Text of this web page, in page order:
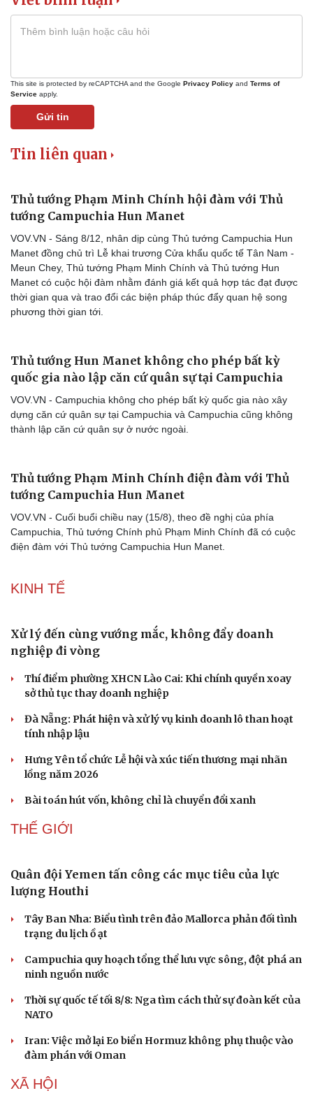
Doanh nghiệp
Thông tin doanh nghiệp
Doanh nghiệp 24h
Doanh nhân
Vì cộng đồng
Công nghệ
Sành điệu
Tin Công nghệ
Trải nghiệm
Chuyển đổi số
This site is protected by reCAPTCHA and the Google Privacy Policy and Terms of
Service apply.
Gửi tin
Tin liên quan
Thủ tướng Phạm Minh Chính hội đàm với Thủ
tướng Campuchia Hun Manet
VOV.VN - Sáng 8/12, nhân dịp cùng Thủ tướng Campuchia Hun
Manet đồng chủ trì Lễ khai trương Cửa khẩu quốc tế Tân Nam -
Meun Chey, Thủ tướng Phạm Minh Chính và Thủ tướng Hun
Manet có cuộc hội đàm nhằm đánh giá kết quả hợp tác đạt được
thời gian qua và trao đổi các biện pháp thúc đẩy quan hệ song
phương thời gian tới.
Thủ tướng Hun Manet không cho phép bất kỳ
quốc gia nào lập căn cứ quân sự tại Campuchia
VOV.VN - Campuchia không cho phép bất kỳ quốc gia nào xây
dựng căn cứ quân sự tại Campuchia và Campuchia cũng không
thành lập căn cứ quân sự ở nước ngoài.
Thủ tướng Phạm Minh Chính điện đàm với Thủ
tướng Campuchia Hun Manet
VOV.VN - Cuối buổi chiều nay (15/8), theo đề nghị của phía
Campuchia, Thủ tướng Chính phủ Phạm Minh Chính đã có cuộc
điện đàm với Thủ tướng Campuchia Hun Manet.
KINH TẾ
Xử lý đến cùng vướng mắc, không đẩy doanh
nghiệp đi vòng
Thí điểm phường XHCN Lào Cai: Khi chính quyền xoay
sở thủ tục thay doanh nghiệp
Đà Nẵng: Phát hiện và xử lý vụ kinh doanh lô than hoạt
tính nhập lậu
Hưng Yên tổ chức Lễ hội và xúc tiến thương mại nhãn
lồng năm 2026
Bài toán hút vốn, không chỉ là chuyển đổi xanh
THẾ GIỚI
Quân đội Yemen tấn công các mục tiêu của lực
lượng Houthi
Tây Ban Nha: Biểu tình trên đảo Mallorca phản đối tình
trạng du lịch ồ ạt
Campuchia quy hoạch tổng thể lưu vực sông, đột phá an
ninh nguồn nước
Thời sự quốc tế tối 8/8: Nga tìm cách thử sự đoàn kết của
NATO
Iran: Việc mở lại Eo biển Hormuz không phụ thuộc vào
đàm phán với Oman
XÃ HỘI